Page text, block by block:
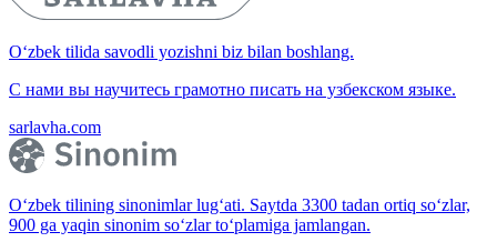
O‘zbek tilida savodli yozishni biz bilan boshlang.
С нами вы научитесь грамотно писать на узбекском языке.
sarlavha.com
O‘zbek tilining sinonimlar lug‘ati. Saytda 3300 tadan ortiq so‘zlar,
900 ga yaqin sinonim so‘zlar to‘plamiga jamlangan.